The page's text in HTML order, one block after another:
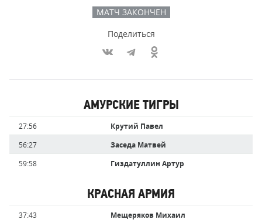
МАТЧ ЗАКОНЧЕН
Поделиться
забившие
голы
АМУРСКИЕ ТИГРЫ
Время Имя
игрока
27:56
Крутий Павел
56:27
Заседа Матвей
59:58
Гиздатуллин Артур
КРАСНАЯ АРМИЯ
Время Имя
игрока
37:43 Мещеряков Михаил